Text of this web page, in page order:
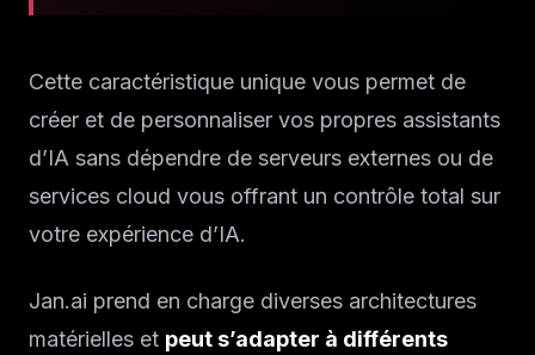
Cette caractéristique unique vous permet de
créer et de personnaliser vos propres assistants
d’IA sans dépendre de serveurs externes ou de
services cloud vous offrant un contrôle total sur
votre expérience d’IA.
Jan.ai prend en charge diverses architectures
matérielles et peut s’adapter à différents